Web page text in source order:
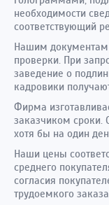
необходимости
соответствующий
Нашим документам
проверки. При
заведение о
кадровики
Фирма
заказчиком сроки.
хотя бы на один
Наши цены
среднего
согласия
трудоемкого заказа.